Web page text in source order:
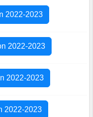
2022-2023
2022-2023
2022-2023
2022-2023